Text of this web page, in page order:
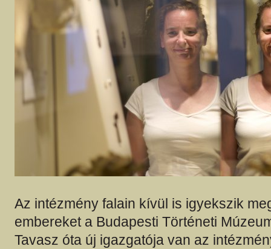
Az intézmény falain kívül is igyekszik
embereket a Budapesti Történeti
Tavasz óta új igazgatója van az